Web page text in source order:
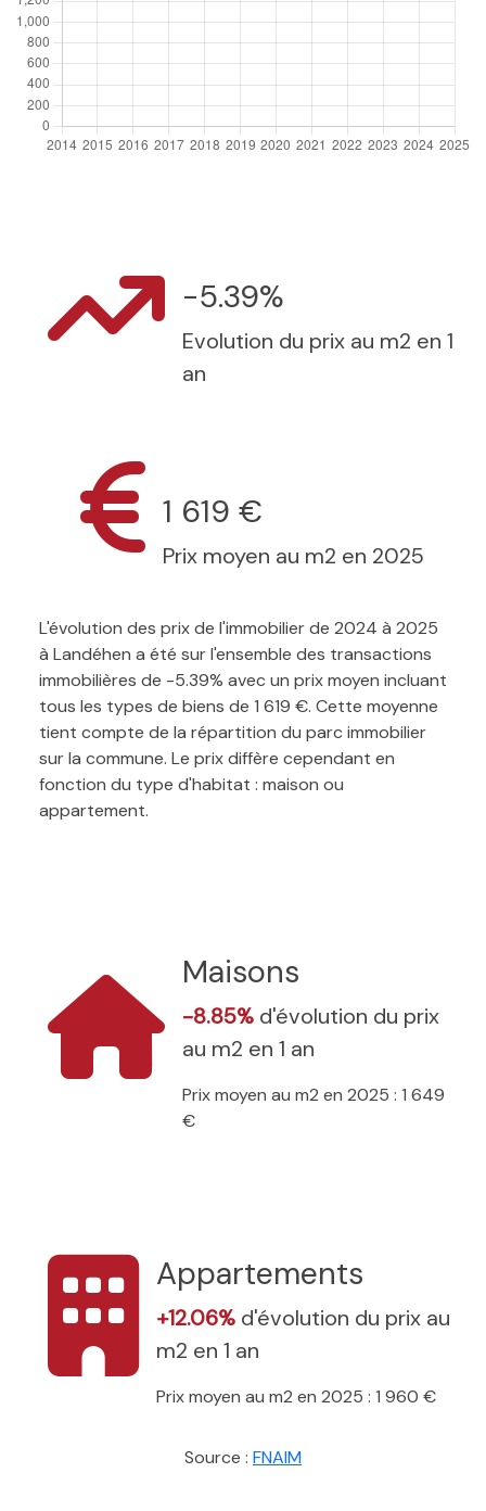
-5.39%
Evolution du prix au m2 en 1
an
1 619 €
Prix moyen au m2 en 2025
L'évolution des prix de l'immobilier de 2024 à 2025
à Landéhen a été sur l'ensemble des transactions
immobilières de -5.39% avec un prix moyen incluant
tous les types de biens de 1 619 €. Cette moyenne
tient compte de la répartition du parc immobilier
sur la commune. Le prix diffère cependant en
fonction du type d'habitat : maison ou
appartement.
Maisons
-8.85% d'évolution du prix
au m2 en 1 an
Prix moyen au m2 en 2025 : 1 649
€
Appartements
+12.06% d'évolution du prix au
m2 en 1 an
Prix moyen au m2 en 2025 : 1 960 €
Source : FNAIM